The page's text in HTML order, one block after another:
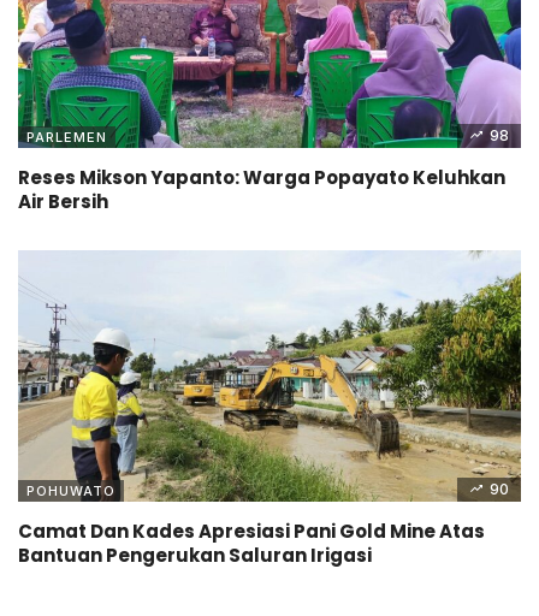
PARLEMEN 98
Reses Mikson Yapanto: Warga Popayato Keluhkan
Air Bersih
POHUWATO 90
Camat Dan Kades Apresiasi Pani Gold Mine Atas
Bantuan Pengerukan Saluran Irigasi